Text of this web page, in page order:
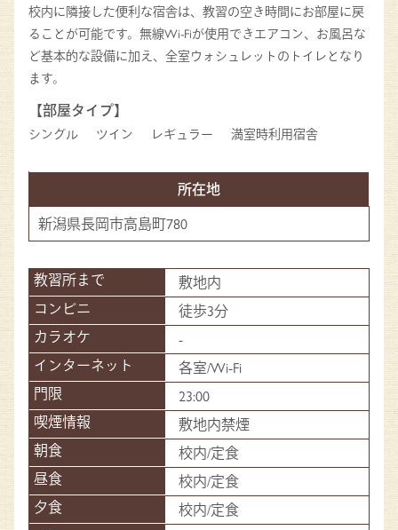
校内に隣接した便利な宿舎は、教習の空き時間にお部屋に戻
ることが可能です。無線Wi-Fiが使用できエアコン、お風呂な
ど基本的な設備に加え、全室ウォシュレットのトイレとなり
ます。
【部屋タイプ】
シングル ツイン レギュラー 満室時利用宿舎
所在地
新潟県長岡市高島町780
敷地内
徒歩3分
-
各室/Wi-Fi
23:00
敷地内禁煙
校内/定食
校内/定食
校内/定食